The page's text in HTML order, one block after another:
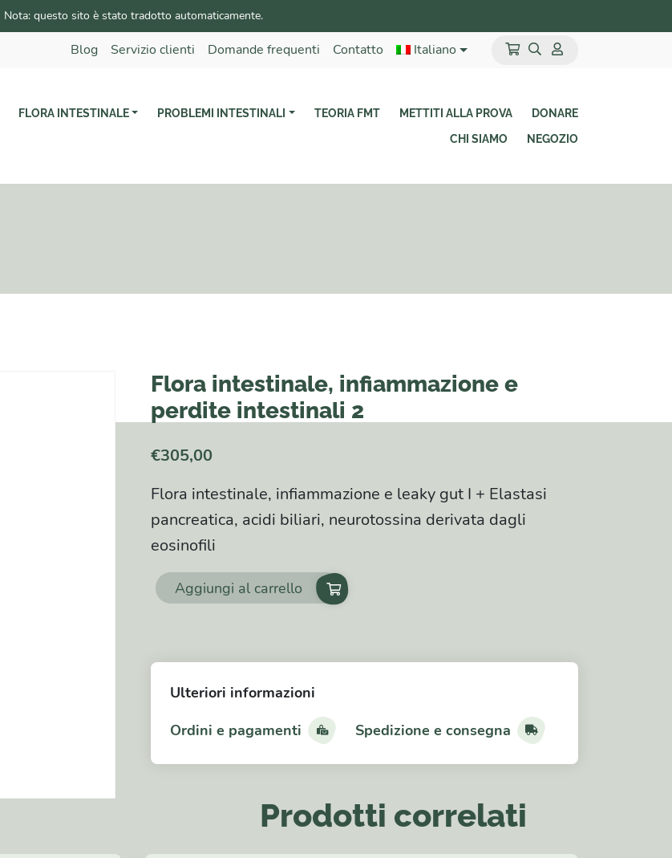
Nota: questo sito è stato tradotto automaticamente.
Blog Servizio clienti Domande frequenti Contatto Italiano
FLORA INTESTINALE PROBLEMI INTESTINALI TEORIA FMT METTITI ALLA PROVA
DONARE
CHI SIAMO
NEGOZIO
Flora intestinale, infiammazione e
perdite intestinali 2
€305,00
Flora intestinale, infiammazione e leaky gut I + Elastasi
pancreatica, acidi biliari, neurotossina derivata dagli
eosinofili
Flora
e
perdite
intestinali
Aggiungi al carrello
Ulteriori informazioni
Ordini e pagamenti Spedizione e consegna
Prodotti correlati